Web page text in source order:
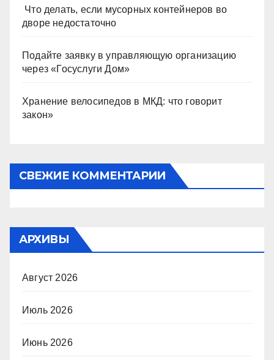
Что делать, если мусорных контейнеров во
дворе недостаточно
Подайте заявку в управляющую организацию
через «Госуслуги Дом»
Хранение велосипедов в МКД: что говорит
закон»
СВЕЖИЕ КОММЕНТАРИИ
АРХИВЫ
Август 2026
Июль 2026
Июнь 2026